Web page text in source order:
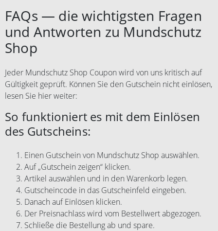
FAQs — die wichtigsten Fragen
und Antworten zu Mundschutz
Shop
Jeder Mundschutz Shop Coupon wird von uns kritisch auf
Gültigkeit geprüft. Können Sie den Gutschein nicht einlösen,
lesen Sie hier weiter:
So funktioniert es mit dem Einlösen
des Gutscheins:
Einen Gutschein von Mundschutz Shop auswählen.
Auf „Gutschein zeigen“ klicken.
Artikel auswählen und in den Warenkorb legen.
Gutscheincode in das Gutscheinfeld eingeben.
Danach auf Einlösen klicken.
Der Preisnachlass wird vom Bestellwert abgezogen.
Schließe die Bestellung ab und spare.